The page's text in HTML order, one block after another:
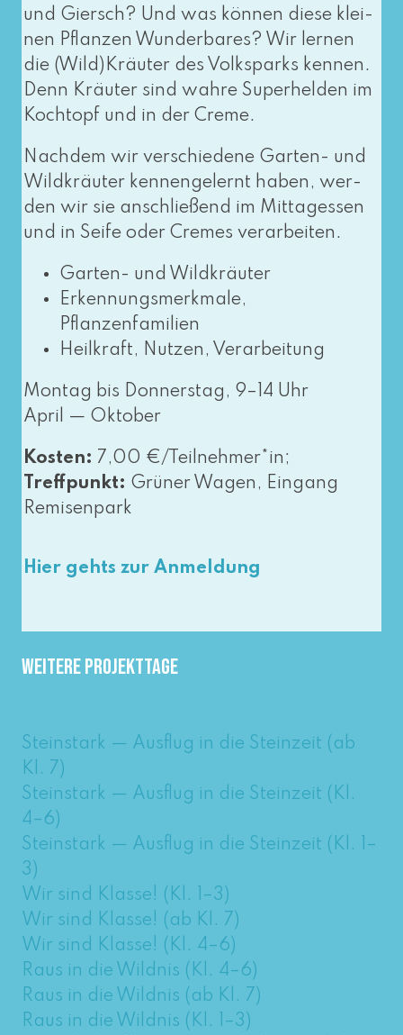
und Giersch? Und was kön­nen die­se klei­
nen Pflanzen Wunderbares? Wir ler­nen
die (Wild)Kräuter des Volksparks ken­nen.
Denn Kräuter sind wah­re Superhelden im
Kochtopf und in der Creme.
Nachdem wir ver­schie­de­ne Garten- und
Wildkräuter ken­nen­ge­lernt haben, wer­
den wir sie anschlie­ßend im Mittagessen
und in Seife oder Cremes verarbeiten.
Garten- und Wildkräuter
Erkennungsmerkmale,
Pflanzenfamilien
Heilkraft, Nutzen, Verarbeitung
Montag bis Donnerstag, 9–14 Uhr
April — Oktober
Kosten: 7,00 €/Teilnehmer*in;
Treffpunkt: Grüner Wagen, Eingang
Remisenpark
Hier gehts zur Anmeldung
Weitere Projekttage
Steinstark — Ausflug in die Steinzeit (ab
Kl. 7)
Steinstark — Ausflug in die Steinzeit (Kl.
4–6)
Steinstark — Ausflug in die Steinzeit (Kl. 1–
3)
Wir sind Klasse! (Kl. 1–3)
Wir sind Klasse! (ab Kl. 7)
Wir sind Klasse! (Kl. 4–6)
Raus in die Wildnis (Kl. 4–6)
Raus in die Wildnis (ab Kl. 7)
Raus in die Wildnis (Kl. 1–3)